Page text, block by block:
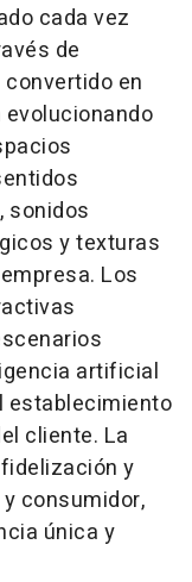
cada vez
de
en
sonidos
y texturas
Los
artificial
establecimiento
cliente. La
y
consumidor,
única y